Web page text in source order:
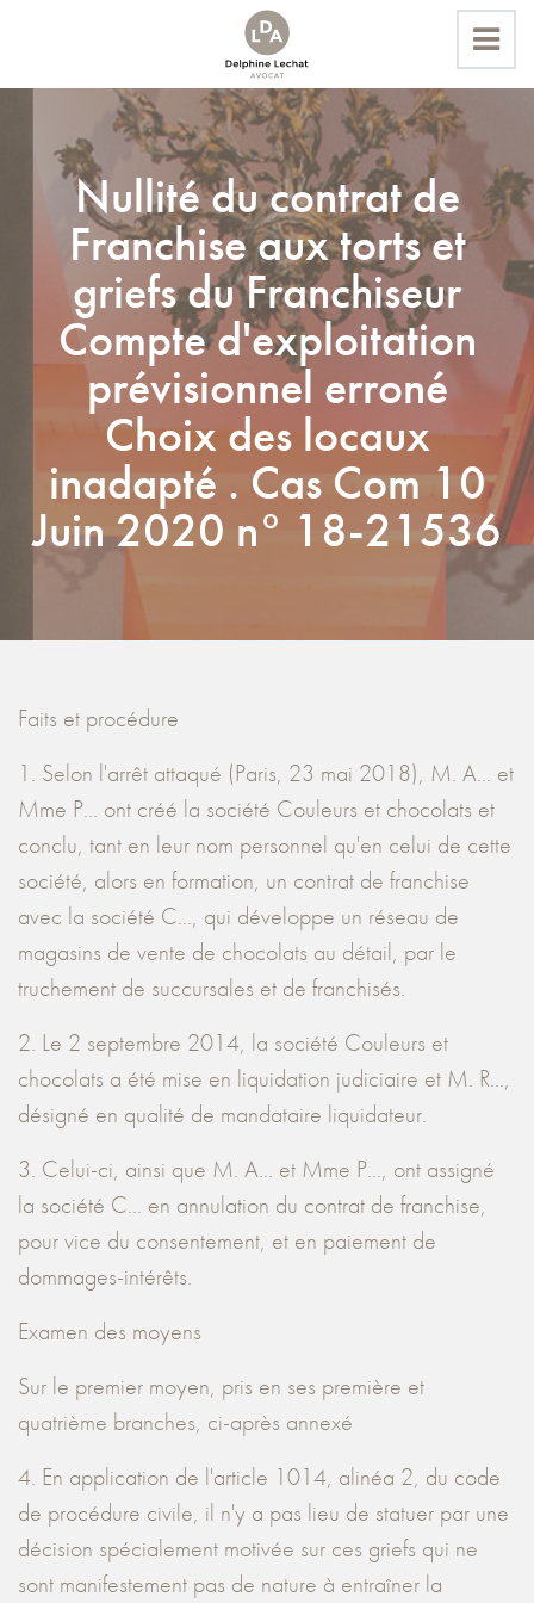
Accueil
Actualités
Nullité du contrat de Franchise aux torts et griefs du
Franchiseur Compte d'exploitation prévisionnel erroné Choix
des locaux inadapté . Cas Com 10 Juin 2020 n° 18-21536
Nullité du contrat de
Franchise aux torts et
griefs du Franchiseur
Compte d'exploitation
prévisionnel erroné
Choix des locaux
inadapté . Cas Com 10
Juin 2020 n° 18-21536
Faits et procédure
1. Selon l'arrêt attaqué (Paris, 23 mai 2018), M. A... et
Mme P... ont créé la société Couleurs et chocolats et
conclu, tant en leur nom personnel qu'en celui de cette
société, alors en formation, un contrat de franchise
avec la société C..., qui développe un réseau de
magasins de vente de chocolats au détail, par le
truchement de succursales et de franchisés.
2. Le 2 septembre 2014, la société Couleurs et
chocolats a été mise en liquidation judiciaire et M. R...,
désigné en qualité de mandataire liquidateur.
3. Celui-ci, ainsi que M. A... et Mme P..., ont assigné
la société C... en annulation du contrat de franchise,
pour vice du consentement, et en paiement de
dommages-intérêts.
Examen des moyens
Sur le premier moyen, pris en ses première et
quatrième branches, ci-après annexé
4. En application de l'article 1014, alinéa 2, du code
de procédure civile, il n'y a pas lieu de statuer par une
décision spécialement motivée sur ces griefs qui ne
sont manifestement pas de nature à entraîner la